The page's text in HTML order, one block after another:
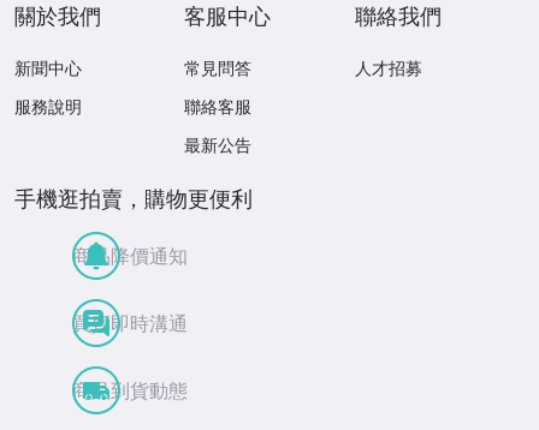
關於我們
新聞中心
服務說明
客服中心
常見問答
聯絡客服
最新公告
聯絡我們
人才招募
手機逛拍賣，購物更便利
商品降價通知
買賣即時溝通
商品到貨動態